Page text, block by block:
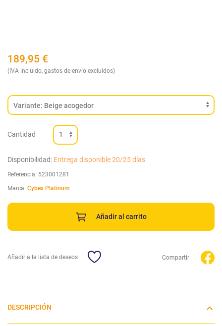
189,95 €
(IVA incluido, gastos de envío excluidos)
Cantidad
Disponibilidad: Entrega disponible 20/25 días
Referencia: 523001281
Marca: Cybex Platinum
Añadir al carrito
Añadir a la lista de deseos Compartir
DESCRIPCIÓN